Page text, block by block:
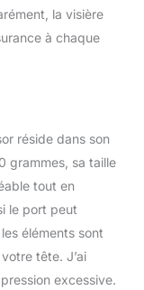
pour la
la
la visière
à chaque
réside dans son
grammes, sa taille
tout en
le port peut
éléments sont
tête. J’ai
excessive.